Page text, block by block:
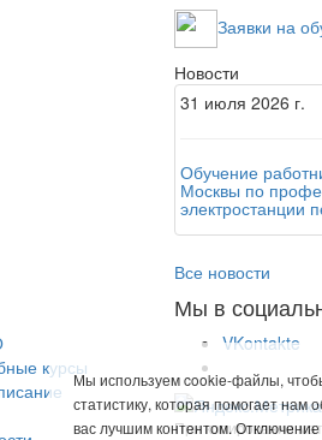
Заявки на
Новости
31 июля 2026 г.
Обучение
Москвы по
электростанции
Все новости
курсы
Мы в
VKontakte
При копировании
Мы используем cookie-файлы,
статистику, которая помогает нам
вас лучшим контентом.